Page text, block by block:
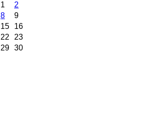
1
2
8
9
15
16
22
23
29 30